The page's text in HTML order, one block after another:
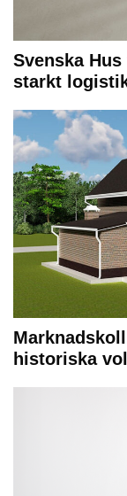
Svenska
starkt
historiska